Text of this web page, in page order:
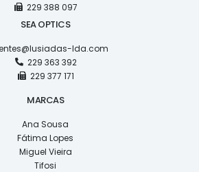
229 388 097
SEA OPTICS
lda.com
229 363 392
229 377 171
MARCAS
Ana Sousa
Fátima Lopes
Miguel Vieira
Tifosi